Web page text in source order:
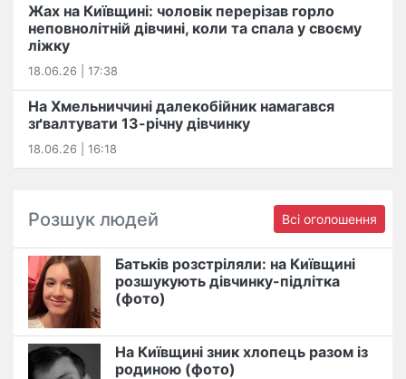
Жах на Київщині: чоловік перерізав горло
неповнолітній дівчині, коли та спала у своєму
ліжку
18.06.26 | 17:38
На Хмельниччині далекобійник намагався
зґвалтувати 13-річну дівчинку
18.06.26 | 16:18
Розшук людей Всі оголошення
Батьків розстріляли: на Київщині
розшукують дівчинку-підлітка
(фото)
На Київщині зник хлопець разом із
родиною (фото)